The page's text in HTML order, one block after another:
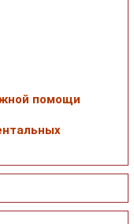
помощи